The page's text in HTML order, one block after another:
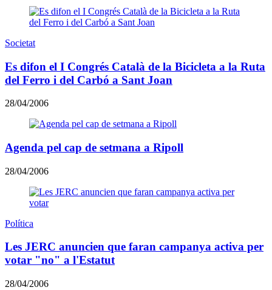
Societat
Es difon el I Congrés Català de la Bicicleta a la Ruta
del Ferro i del Carbó a Sant Joan
28/04/2006
Agenda pel cap de setmana a Ripoll
28/04/2006
Política
Les JERC anuncien que faran campanya activa per
votar "no" a l'Estatut
28/04/2006